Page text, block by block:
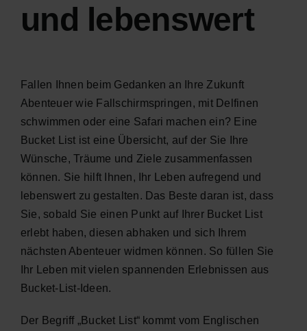
und lebenswert
Fallen Ihnen beim Gedanken an Ihre Zukunft
Abenteuer wie Fallschirmspringen, mit Delfinen
schwimmen oder eine Safari machen ein? Eine
Bucket List ist eine Übersicht, auf der Sie Ihre
Wünsche, Träume und Ziele zusammenfassen
können. Sie hilft Ihnen, Ihr Leben aufregend und
lebenswert zu gestalten. Das Beste daran ist, dass
Sie, sobald Sie einen Punkt auf Ihrer Bucket List
erlebt haben, diesen abhaken und sich Ihrem
nächsten Abenteuer widmen können. So füllen Sie
Ihr Leben mit vielen spannenden Erlebnissen aus
Bucket-List-Ideen.
Der Begriff „Bucket List“ kommt vom Englischen